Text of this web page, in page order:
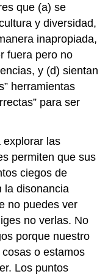
que (a) se
y diversidad,
inapropiada,
fuera pero no
y (d) sientan
herramientas
para ser
explorar las
permiten que sus
ciegos de
la disonancia
no puedes ver
no verlas. No
porque nuestro
o estamos
Los puntos